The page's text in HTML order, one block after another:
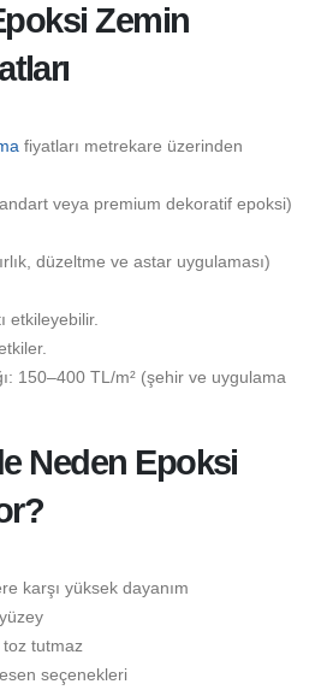
Zemin
fiyatları metrekare üzerinden
veya premium dekoratif epoksi)
düzeltme ve astar uygulaması)
etkileyebilir.
150–400 TL/m² (şehir ve uygulama
Neden Epoksi
karşı yüksek dayanım
tutmaz
seçenekleri